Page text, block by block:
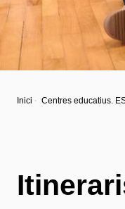
Inici Centres educatius.